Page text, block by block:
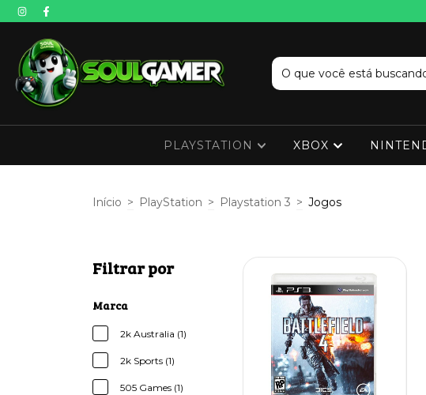
PLAYSTATION XBOX
Início > PlayStation > Playstation 3 > Jogos
Filtrar por
Marca
2k Australia (1)
2k Sports (1)
505 Games (1)